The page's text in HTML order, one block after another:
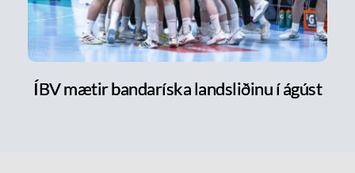
ÍBV mætir bandaríska landsliðinu í ágúst